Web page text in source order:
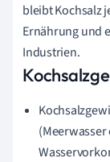
bleibt Kochsalz
Ernährung und
Industrien.